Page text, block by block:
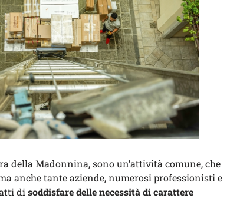
della Madonnina, sono un’attività comune, che
anche tante aziende, numerosi professionisti e
di soddisfare delle necessità di carattere